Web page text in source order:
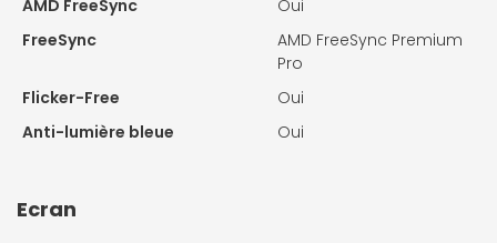
AMD FreeSync
Oui
FreeSync
AMD FreeSync Premium
Pro
Flicker-Free
Oui
Anti-lumière bleue
Oui
Ecran